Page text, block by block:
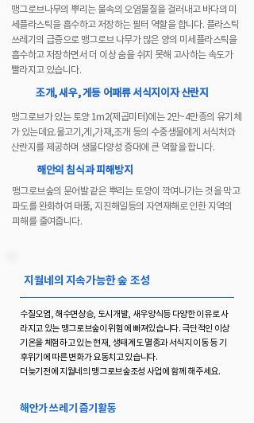
맹그로브나무의 뿌리는 물속의 오염물질을 걸러내고 바다의 미
세플라스틱을 흡수하고 저장하는 필터 역할을 합니다. 플라스틱
쓰레기의 급증으로 맹그로브 나무가 많은 양의 미세플라스틱을
흡수하고 저장하면서 더 이상 숨을 쉬지 못해 고사하는 속도가
빨라지고 있습니다.
조개, 새우, 게등 어패류 서식지이자 산란지
맹그로브가 있는 토양 1m2(제곱미터)에는 2만~4만종의 유기체
가 있는데요.물고기,게,가재,조개 등의 수중생물에게 서식처와
산란지를 제공하며 생물다양성 증대에 큰 역할을 합니다.
해안의 침식과 피해방지
맹그로브숲의 문어발 같은 뿌리는 토양이 깍여나가는 것을 막고
파도를 완화하여 태풍, 지진해일등의 자연재해로 인한 지역의
피해를 줄여줍니다.
지월네의 지속가능한 숲 조성
수질오염, 해수면상승, 도시개발, 새우양식등 다양한 이유로 사
라지고 있는 맹그로브숲이 위험에 빠져있습니다. 극단적인 이상
기온을 체험하고 있는 현재, 생태계도 멸종과 서식지 이동 등 기
후위기에 따른 변화가 요동치고 있습니다.
더늦기전에 지월네의 맹그로브숲조성 사업에 함께 해주세요.
해안가 쓰레기 줍기활동